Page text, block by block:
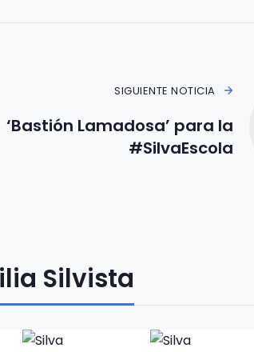
SIGUIENTE NOTICIA
‘Bastión Lamadosa’ para la
#SilvaEscola
Silvista